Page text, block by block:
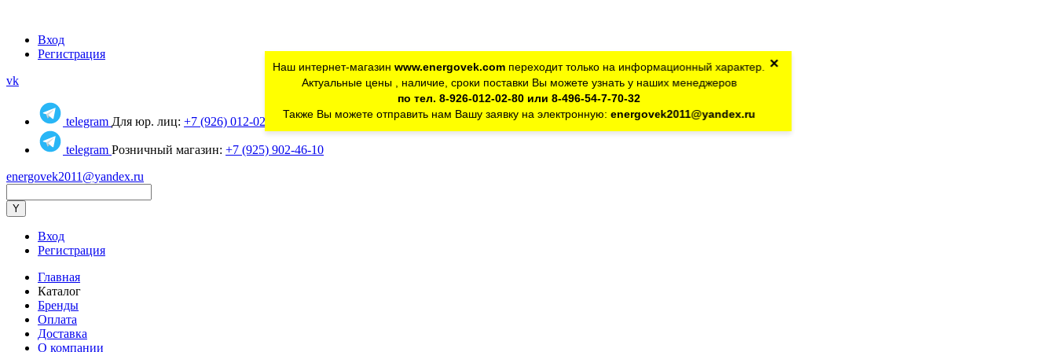
Вход
Регистрация
vk
telegram Для юр. лиц: +7 (926) 012-02-80
telegram Розничный магазин: +7 (925) 902-46-10
energovek2011@yandex.ru
Наш интернет-магазин www.energovek.comпереходит только на информационный характер.
Актуальные цены , наличие, сроки поставки Вы можете узнать у наших менеджеров
по тел. 8-926-012-02-80 или 8-496-54-7-70-32
Также Вы можете отправить нам Вашу заявку на электронную: energovek2011@yandex.ru
×
Вход
Регистрация
Главная
Каталог
Бренды
Оплата
Доставка
О компании